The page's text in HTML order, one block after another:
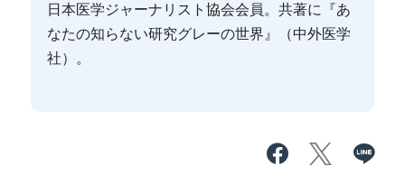
日本医学ジャーナリスト協会会員。共著に『あ
なたの知らない研究グレーの世界』（中外医学
社）。